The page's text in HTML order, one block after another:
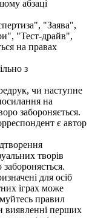
абзаці
"Заява",
"Тест-драйв",
на правах
з
чи наступне
на
забороняється.
є автор
творів
для осіб
іграх може
правил
виявленні перших